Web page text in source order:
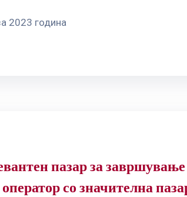
2023 година
пазар за
со значителна